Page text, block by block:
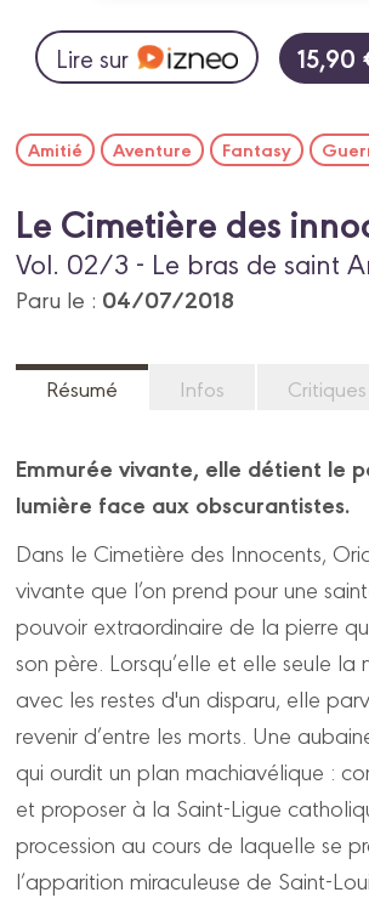
Lire sur 15,90
Amitié Aventure Fantasy
Le Cimetière des
Vol. 02/3 - Le bras de saint
Paru le : 04/07/2018
Résumé Infos Critiques
Emmurée vivante, elle détient le
lumière face aux obscurantistes.
Dans le Cimetière des Innocents,
vivante que l’on prend pour une
pouvoir extraordinaire de la pierre
son père. Lorsqu’elle et elle seule
avec les restes d'un disparu, elle
revenir d’entre les morts. Une
qui ourdit un plan machiavélique :
et proposer à la Saint-Ligue
procession au cours de laquelle se
l’apparition miraculeuse de Saint-